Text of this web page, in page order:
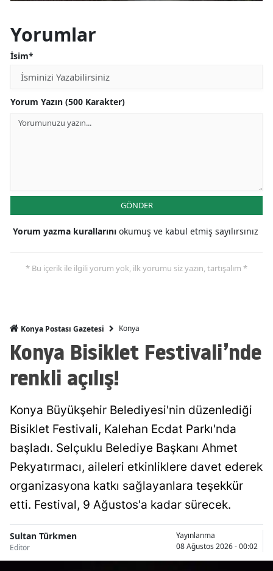
Kırşehir
Kocaeli
Konya
Manisa
Muğla
Nevşehir
Niğde
Rize
Yorumlar
İsim*
Yorum Yazın (500 Karakter)
GÖNDER
Yorum yazma kurallarını okumuş ve kabul etmiş sayılırsınız
* Bu içerik ile ilgili yorum yok, ilk yorumu siz yazın, tartışalım *
Konya Postası Gazetesi Konya
Konya Bisiklet Festivali’nde
renkli açılış!
Konya Büyükşehir Belediyesi'nin düzenlediği
Bisiklet Festivali, Kalehan Ecdat Parkı'nda
başladı. Selçuklu Belediye Başkanı Ahmet
Pekyatırmacı, aileleri etkinliklere davet ederek
organizasyona katkı sağlayanlara teşekkür
etti. Festival, 9 Ağustos'a kadar sürecek.
Sultan Türkmen
Editör
Yayınlanma
08 Ağustos 2026 - 00:02